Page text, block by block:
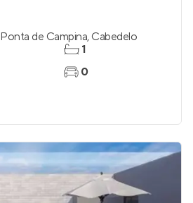
Ponta de Campina, Cabedelo
1
0